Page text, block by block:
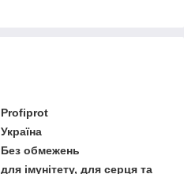
Profiprot
Україна
Без обмежень
для імунітету, для серця та